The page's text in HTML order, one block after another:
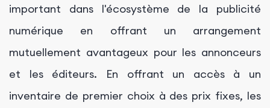
important dans l'écosystème de la publicité
numérique en offrant un arrangement
mutuellement avantageux pour les annonceurs
et les éditeurs. En offrant un accès à un
inventaire de premier choix à des prix fixes, les